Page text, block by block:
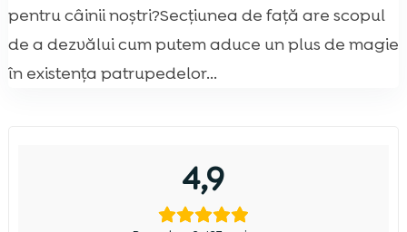
pentru câinii noștri?Secțiunea de față are scopul
de a dezvălui cum putem aduce un plus de magie
în existența patrupedelor...
4,9